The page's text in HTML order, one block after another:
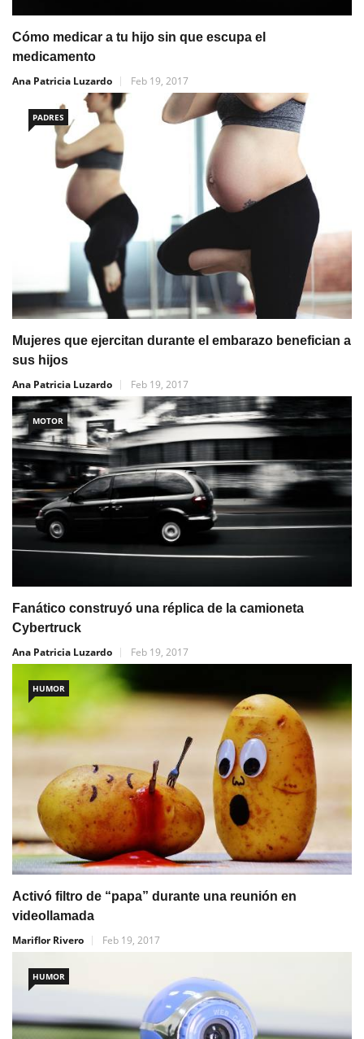
Cómo medicar a tu hijo sin que escupa el
medicamento
Ana Patricia Luzardo
Feb 19, 2017
PADRES
Mujeres que ejercitan durante el embarazo benefician a
sus hijos
Ana Patricia Luzardo
Feb 19, 2017
MOTOR
Fanático construyó una réplica de la camioneta
Cybertruck
Ana Patricia Luzardo
Feb 19, 2017
HUMOR
Activó filtro de “papa” durante una reunión en
videollamada
Mariflor Rivero
Feb 19, 2017
HUMOR